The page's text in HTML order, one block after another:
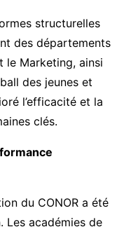
structurelles
des départements
le Marketing, ainsi
des jeunes et
l’efficacité et la
clés.
du CONOR a été
Les académies de